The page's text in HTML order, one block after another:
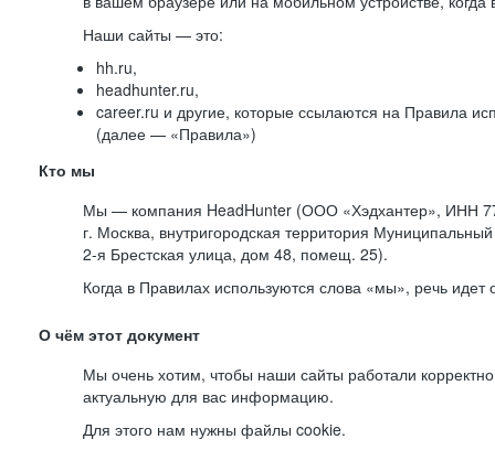
Наши сайты — это:
hh.ru,
headhunter.ru,
career.ru и другие, которые ссылаются на Правила
(далее — «Правила»)
Кто мы
Мы — компания HeadHunter (ООО «Хэдхантер», ИНН
г. Москва, внутригородская территория Муниципальный
2-я Брестская улица, дом 48, помещ. 25).
Когда в Правилах используются слова «мы», речь
О чём этот документ
Мы очень хотим, чтобы наши сайты работали
актуальную для вас информацию.
Для этого нам нужны файлы cookie.